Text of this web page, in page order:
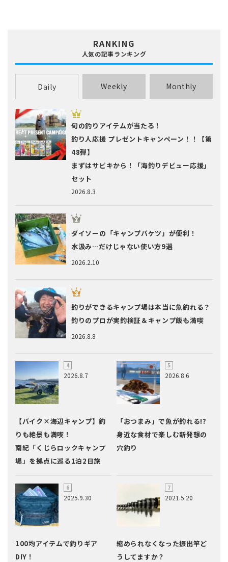
RANKING
人気の記事ランキング
Daily Weekly Monthly
2026.8.3
旬の釣りアイテムが当たる！
釣り人応援 プレゼントキャンペーン！！【第
48弾】
まずはサビキから！「海釣りデビュー応援」
セット
2026.2.10
ダイソーの「キャンプバケツ」が便利！
水汲み…だけじゃない使い方9選
2026.8.8
釣りができるキャンプ場は本当に魚釣れる？
釣りのプロが実釣検証＆キャンプ飯も満喫
2026.8.7
【バイク×海辺キャンプ】釣
りも絶景も満喫！
南紀「くじらロックキャンプ
場」を拠点に巡る1泊2日旅
2026.8.6
「おつまみ」で魚が釣れる!?
身近な食材で楽しむ新発想の
穴釣り
2025.9.30
100均アイテムで釣りギア
DIY！
2021.5.20
縮められなくなった振出竿ど
うしてますか？